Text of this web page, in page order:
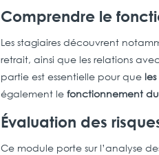
Comprendre le
Les stagiaires découvrent
retrait, ainsi que les relations
partie est essentielle pour que
également lefonctionnement du
Évaluation des
Ce module porte sur l’analyse